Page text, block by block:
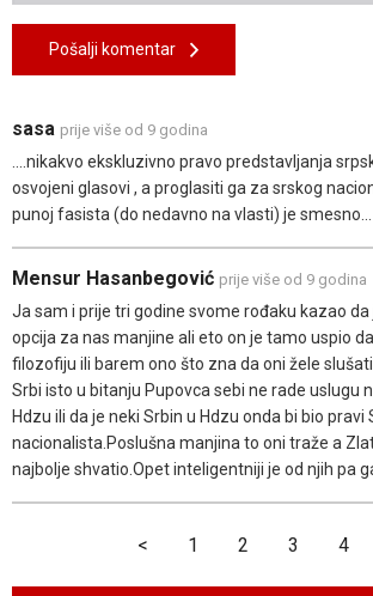
Pošalji komentar
sasa prije više od 9 godina
....nikakvo ekskluzivno pravo predstavljanja
osvojeni glasovi , a proglasiti ga za srskog
punoj fasista (do nedavno na vlasti) je smesno...
Mensur Hasanbegović prije više od 9 godina
Ja sam i prije tri godine svome rođaku kazao da
opcija za nas manjine ali eto on je tamo uspio
filozofiju ili barem ono što zna da oni žele slušati.
Srbi isto u bitanju Pupovca sebi ne rade uslugu
Hdzu ili da je neki Srbin u Hdzu onda bi bio pravi
nacionalista.Poslušna manjina to oni traže a
najbolje shvatio.Opet inteligentniji je od njih pa
< 1 2 3 4